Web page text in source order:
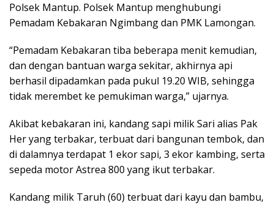
Polsek Mantup. Polsek Mantup menghubungi
Pemadam Kebakaran Ngimbang dan PMK Lamongan.
“Pemadam Kebakaran tiba beberapa menit kemudian,
dan dengan bantuan warga sekitar, akhirnya api
berhasil dipadamkan pada pukul 19.20 WIB, sehingga
tidak merembet ke pemukiman warga,” ujarnya.
Akibat kebakaran ini, kandang sapi milik Sari alias Pak
Her yang terbakar, terbuat dari bangunan tembok, dan
di dalamnya terdapat 1 ekor sapi, 3 ekor kambing, serta
sepeda motor Astrea 800 yang ikut terbakar.
Kandang milik Taruh (60) terbuat dari kayu dan bambu,